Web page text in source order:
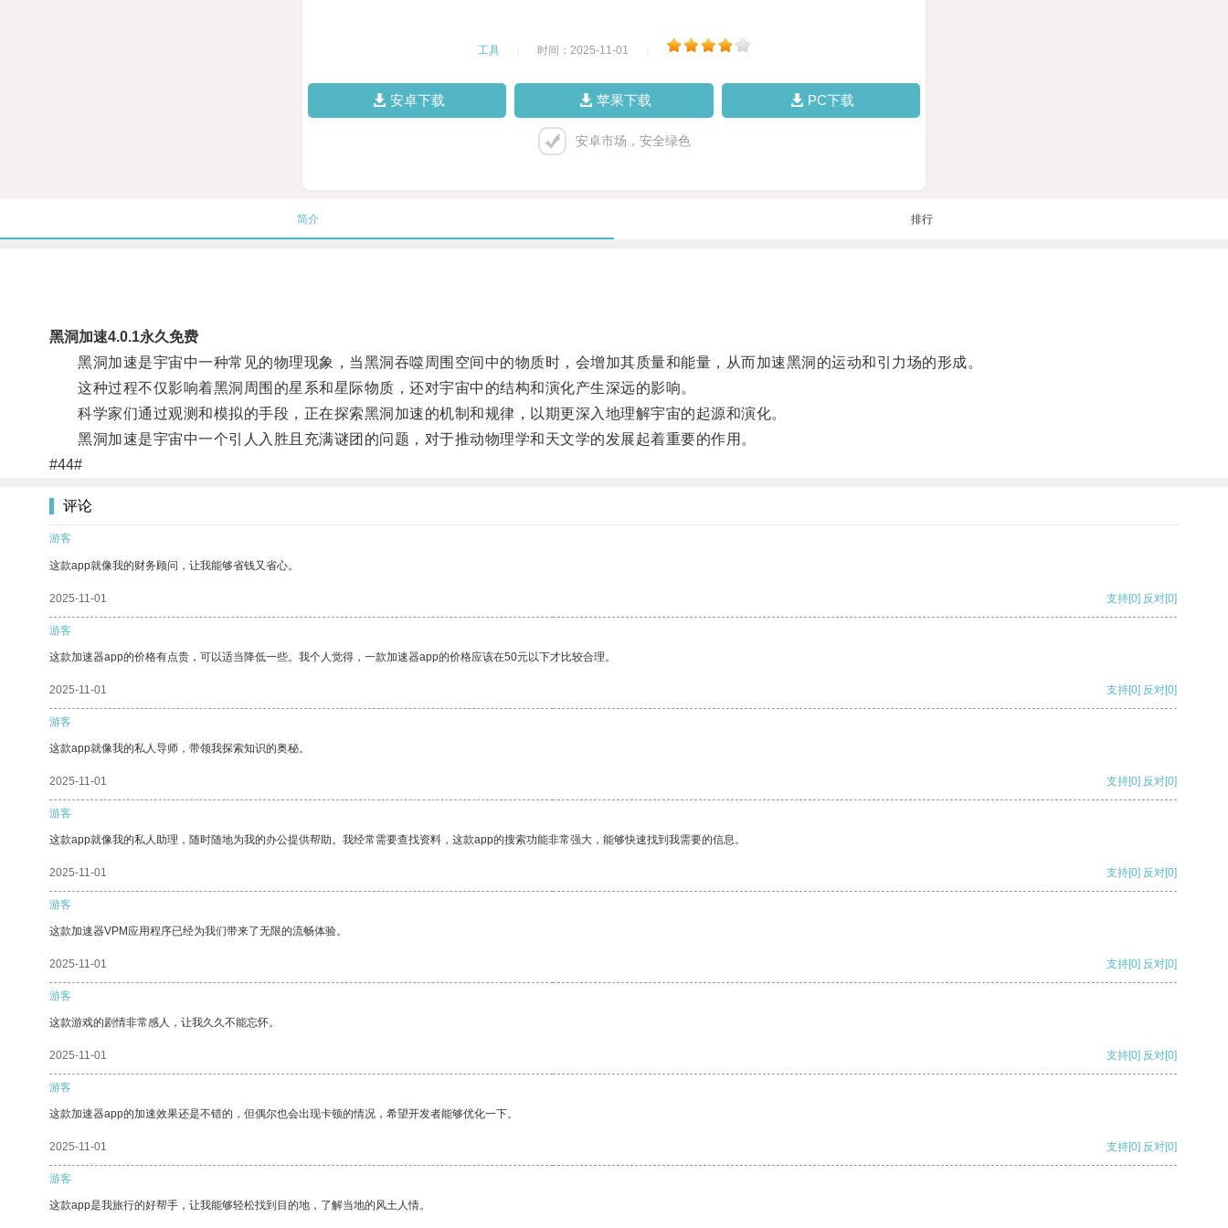
工具 时间：2025-11-01
安卓下载 苹果下载 PC下载
安卓市场，安全绿色
简介 排行
黑洞加速4.0.1永久免费
黑洞加速是宇宙中一种常见的物理现象，当黑洞吞噬周围空间中的物质时，会增加其质量和能量，从而加速黑洞的运动和引力场的形成。
这种过程不仅影响着黑洞周围的星系和星际物质，还对宇宙中的结构和演化产生深远的影响。
科学家们通过观测和模拟的手段，正在探索黑洞加速的机制和规律，以期更深入地理解宇宙的起源和演化。
黑洞加速是宇宙中一个引人入胜且充满谜团的问题，对于推动物理学和天文学的发展起着重要的作用。
#44#
评论
游客
这款app就像我的财务顾问，让我能够省钱又省心。
2025-11-01 支持[0] 反对[0]
游客
这款加速器app的价格有点贵，可以适当降低一些。我个人觉得，一款加速器app的价格应该在50元以下才比较合理。
2025-11-01 支持[0] 反对[0]
游客
这款app就像我的私人导师，带领我探索知识的奥秘。
2025-11-01 支持[0] 反对[0]
游客
这款app就像我的私人助理，随时随地为我的办公提供帮助。我经常需要查找资料，这款app的搜索功能非常强大，能够快速找到我需要的信息。
2025-11-01 支持[0] 反对[0]
游客
这款加速器VPM应用程序已经为我们带来了无限的流畅体验。
2025-11-01 支持[0] 反对[0]
游客
这款游戏的剧情非常感人，让我久久不能忘怀。
2025-11-01 支持[0] 反对[0]
游客
这款加速器app的加速效果还是不错的，但偶尔也会出现卡顿的情况，希望开发者能够优化一下。
2025-11-01 支持[0] 反对[0]
游客
这款app是我旅行的好帮手，让我能够轻松找到目的地，了解当地的风土人情。